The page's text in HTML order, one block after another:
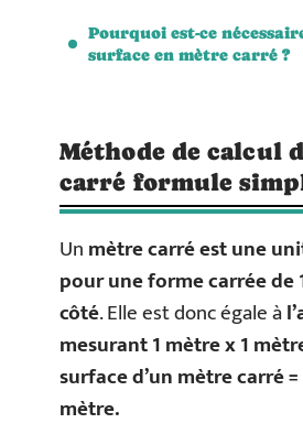
Pourquoi est-ce
surface en mètre carré ?
Méthode de calcul
carré formule
Unmètre carré est une
pour une forme carrée de
côté. Elle est donc égale à
mesurant 1 mètre x 1
surface d’un mètre carré
mètre.